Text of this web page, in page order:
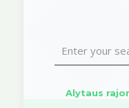
Alytaus